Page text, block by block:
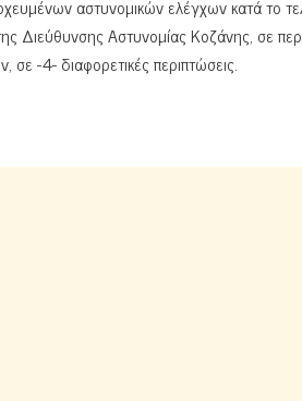
αστυνομικών ελέγχων κατά το
Διεύθυνσης Αστυνομίας Κοζάνης, σε
σε -4- διαφορετικές περιπτώσεις.